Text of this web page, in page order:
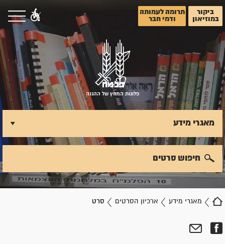
ביקור
במוזיאון
תרומה לעמותה
ודמי חבר
פלוגות המחץ של ההגנה
מאגרי מידע ארכיון הסרטים סרט
מאגרי מידע
חיפוש סרטים